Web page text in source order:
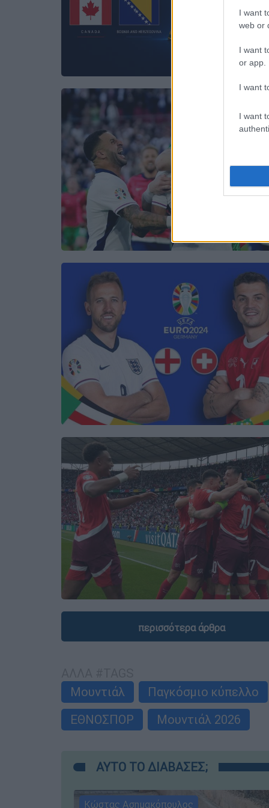
I want
web or
I want
or app.
I want
I want
περισσότερα άρθρα
Μουντιάλ
Παγκόσμιο κύπελλο
ΕΘΝΟΣΠΟΡ
Μουντιάλ 2026
ΑΥΤΟ ΤΟ ΔΙΑΒΑΣΕΣ;
Κώστας Ασημακόπουλος